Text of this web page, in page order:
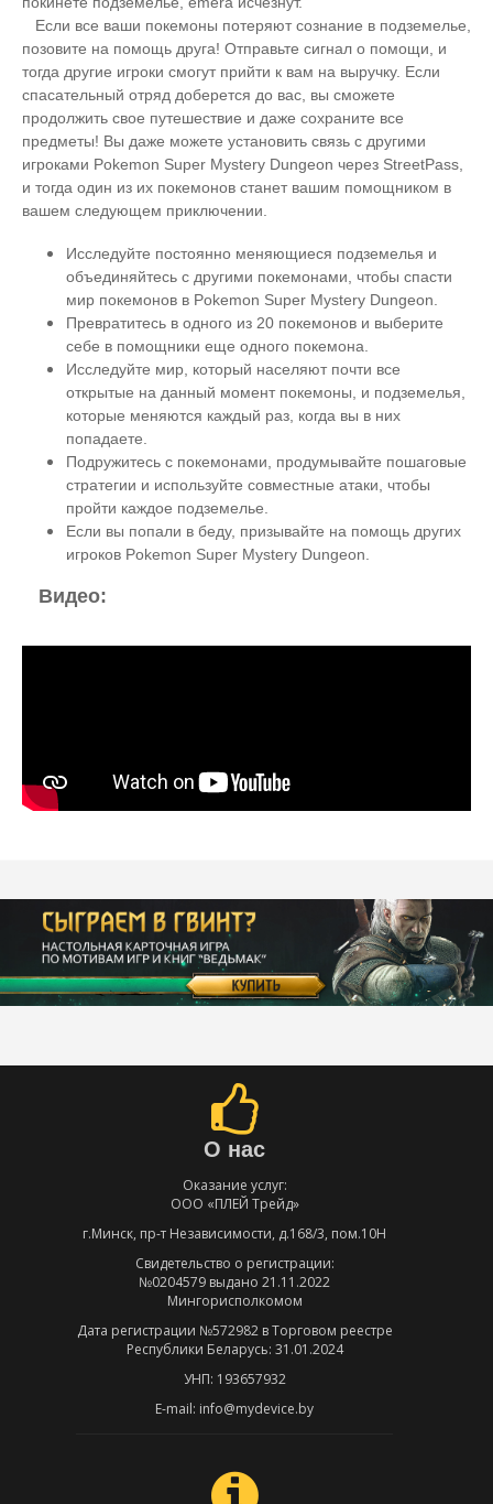
Если все ваши покемоны потеряют сознание в подземелье,
позовите на помощь друга! Отправьте сигнал о помощи, и
тогда другие игроки смогут прийти к вам на выручку. Если
спасательный отряд доберется до вас, вы сможете
продолжить свое путешествие и даже сохраните все
предметы! Вы даже можете установить связь с другими
игроками Pokemon Super Mystery Dungeon через StreetPass,
и тогда один из их покемонов станет вашим помощником в
вашем следующем приключении.
Исследуйте постоянно меняющиеся подземелья и
объединяйтесь с другими покемонами, чтобы спасти
мир покемонов в Pokemon Super Mystery Dungeon.
Превратитесь в одного из 20 покемонов и выберите
себе в помощники еще одного покемона.
Исследуйте мир, который населяют почти все
открытые на данный момент покемоны, и подземелья,
которые меняются каждый раз, когда вы в них
попадаете.
Подружитесь с покемонами, продумывайте пошаговые
стратегии и используйте совместные атаки, чтобы
пройти каждое подземелье.
Если вы попали в беду, призывайте на помощь других
игроков Pokemon Super Mystery Dungeon.
Видео:
О нас
Оказание услуг:
ООО «ПЛЕЙ Трейд»
г.Минск, пр-т Независимости, д.168/3, пом.10Н
Свидетельство о регистрации:
№0204579 выдано 21.11.2022
Мингорисполкомом
Дата регистрации №572982 в Торговом реестре
Республики Беларусь: 31.01.2024
УНП: 193657932
E-mail: info@mydevice.by